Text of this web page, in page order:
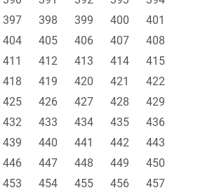
397 398 399 400
401
404 405 406 407
408
411 412 413 414
415
418 419 420 421
422
425 426 427 428
429
432 433 434 435
436
439 440 441 442
443
446 447 448 449
450
453 454 455 456
457